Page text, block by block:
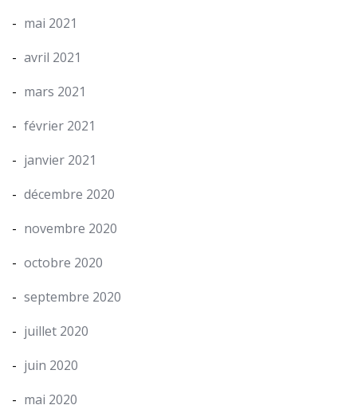
mai 2021
avril 2021
mars 2021
février 2021
janvier 2021
décembre 2020
novembre 2020
octobre 2020
septembre 2020
juillet 2020
juin 2020
mai 2020